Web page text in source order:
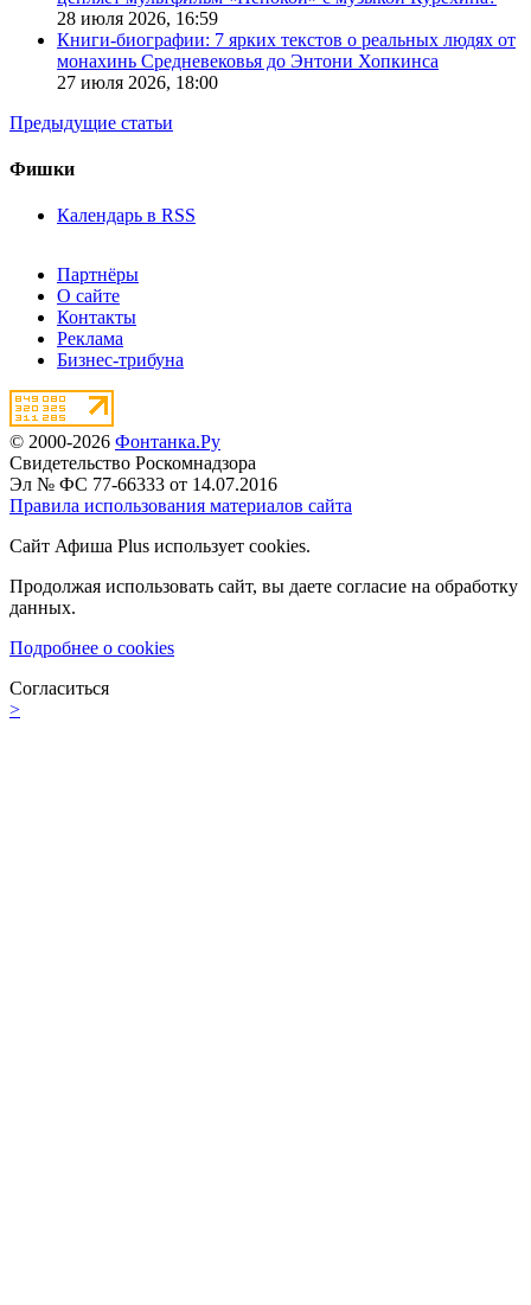
28 июля 2026, 16:59
Книги-биографии: 7 ярких текстов о реальных людях от
монахинь Средневековья до Энтони Хопкинса
27 июля 2026, 18:00
Предыдущие статьи
Фишки
Календарь в RSS
Партнёры
О сайте
Контакты
Реклама
Бизнес-трибуна
© 2000-2026 Фонтанка.Ру
Свидетельство Роскомнадзора
Эл № ФС 77-66333 от 14.07.2016
Правила использования материалов сайта
Сайт Афиша Plus использует cookies.
Продолжая использовать сайт, вы даете согласие на обработку
данных.
Подробнее о cookies
Согласиться
>